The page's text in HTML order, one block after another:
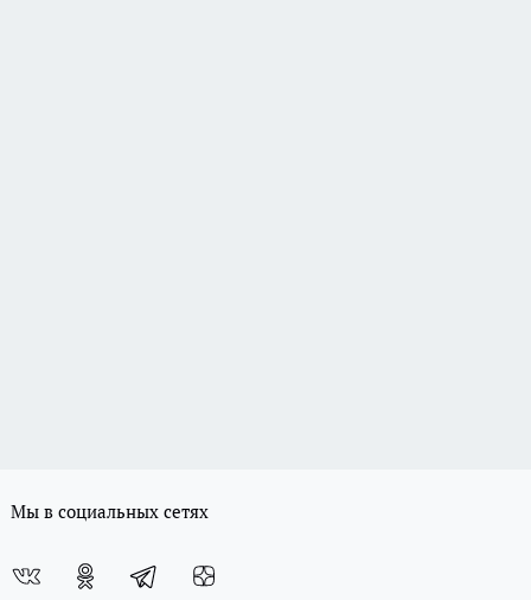
Мы в социальных сетях